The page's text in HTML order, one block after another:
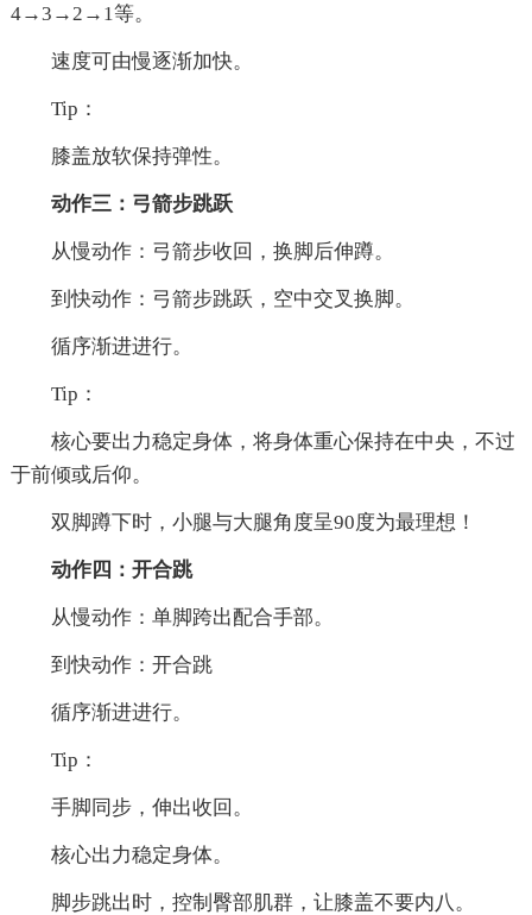
4→3→2→1等。
速度可由慢逐渐加快。
Tip：
膝盖放软保持弹性。
动作三：弓箭步跳跃
从慢动作：弓箭步收回，换脚后伸蹲。
到快动作：弓箭步跳跃，空中交叉换脚。
循序渐进进行。
Tip：
核心要出力稳定身体，将身体重心保持在中央，不过
于前倾或后仰。
双脚蹲下时，小腿与大腿角度呈90度为最理想！
动作四：开合跳
从慢动作：单脚跨出配合手部。
到快动作：开合跳
循序渐进进行。
Tip：
手脚同步，伸出收回。
核心出力稳定身体。
脚步跳出时，控制臀部肌群，让膝盖不要内八。